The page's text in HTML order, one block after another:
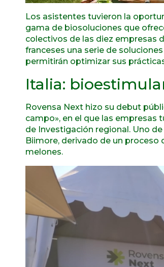
Los asistentes tuvieron la
gama de biosoluciones que
colectivos de las diez empresas
franceses una serie de
permitirán optimizar sus
Italia:
Rovensa Next hizo su debut
campo», en el que las empresas
de Investigación regional. Uno
Biimore, derivado de un
melones.